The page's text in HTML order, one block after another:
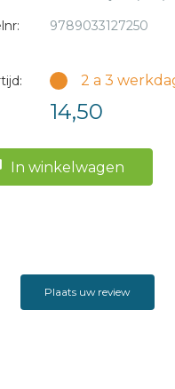
9789033127250
2 a 3
14,50
In winkelwagen
Plaats uw review